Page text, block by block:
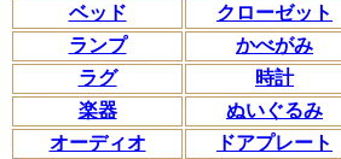
ベッド
クローゼット
ランプ
かべがみ
ラグ
時計
楽器
ぬいぐるみ
オーディオ
ドアプレート